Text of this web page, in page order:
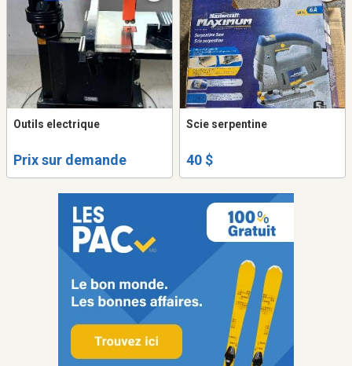
Outils electrique
Prix sur demande
Scie serpentine
40 $